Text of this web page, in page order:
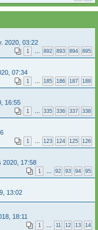
2020, 03:22
1 … 892 893 894 895
07:34
1 … 185 186 187 188
16:55
1 … 335 336 337 338
1 … 123 124 125 126
2020, 17:58
1 … 92 93 94 95
13:02
18:11
1 … 11 12 13 14